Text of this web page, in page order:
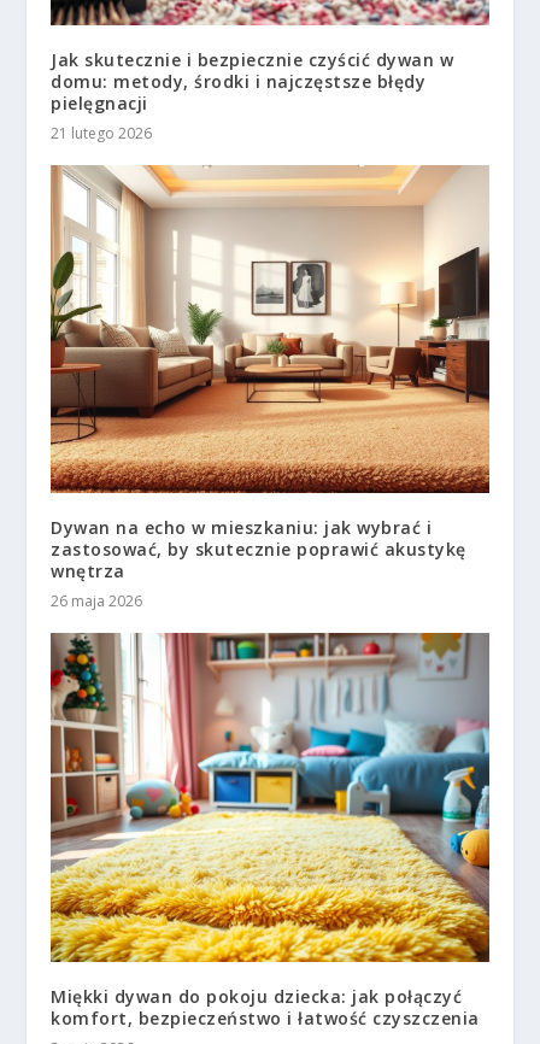
Jak skutecznie i bezpiecznie czyścić dywan w
domu: metody, środki i najczęstsze błędy
pielęgnacji
21 lutego 2026
Dywan na echo w mieszkaniu: jak wybrać i
zastosować, by skutecznie poprawić akustykę
wnętrza
26 maja 2026
Miękki dywan do pokoju dziecka: jak połączyć
komfort, bezpieczeństwo i łatwość czyszczenia